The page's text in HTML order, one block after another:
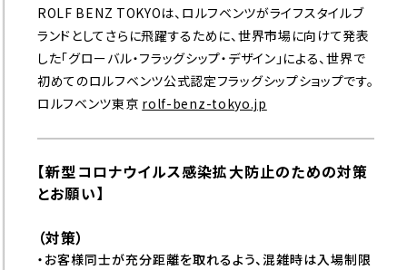
ROLF BENZ TOKYOは、ロルフベンツがライフスタイルブ
ランドとしてさらに飛躍するために、世界市場に向けて発表
した「グローバル・フラッグシップ・デザイン」による、世界で
初めてのロルフベンツ公式認定フラッグシップショップです。
ロルフベンツ東京 rolf-benz-tokyo.jp
【新型コロナウイルス感染拡大防止のための対策
とお願い】
（対策）
・お客様同士が充分距離を取れるよう、混雑時は入場制限